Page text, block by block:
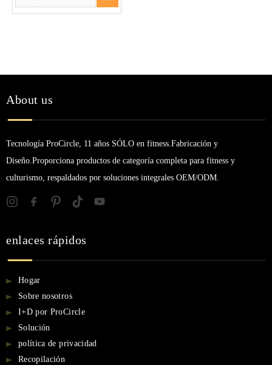
About us
Tecnología ProCircle, 11 años SÓLO en fitness.Fabricación y
Diseño.Proporciona productos de categoría completa para fitness y
culturismo, respaldados por soluciones integrales OEM/ODM.
enlaces rápidos
Hogar
Sobre nosotros
I+D por ProCircle
Solución
política de privacidad
Recopilación